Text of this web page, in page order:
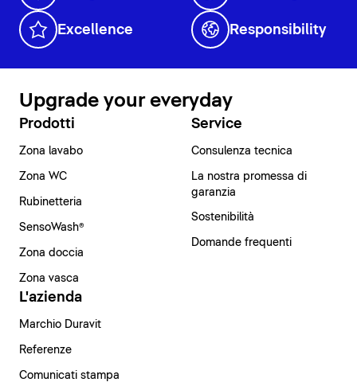
Excellence Responsibility
Upgrade your everyday
Prodotti
Zona lavabo
Zona WC
Rubinetteria
SensoWash®
Zona doccia
Zona vasca
Service
Consulenza tecnica
La nostra promessa di
garanzia
Sostenibilità
Domande frequenti
L'azienda
Marchio Duravit
Referenze
Comunicati stampa